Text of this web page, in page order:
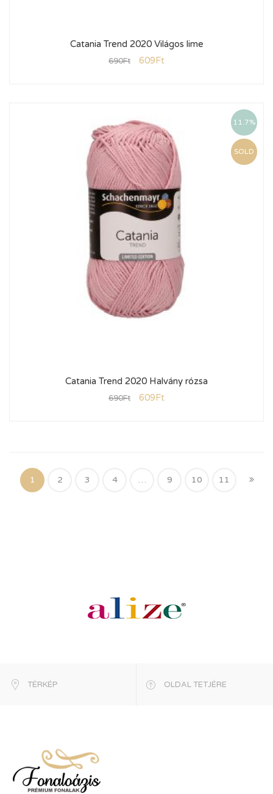
Catania Trend 2020 Világos lime
690Ft 609Ft
11.7%
SOLD
Catania Trend 2020 Halvány rózsa
690Ft 609Ft
1 2 3 4 … 9 10 11
TÉRKÉP OLDAL TETJÉRE